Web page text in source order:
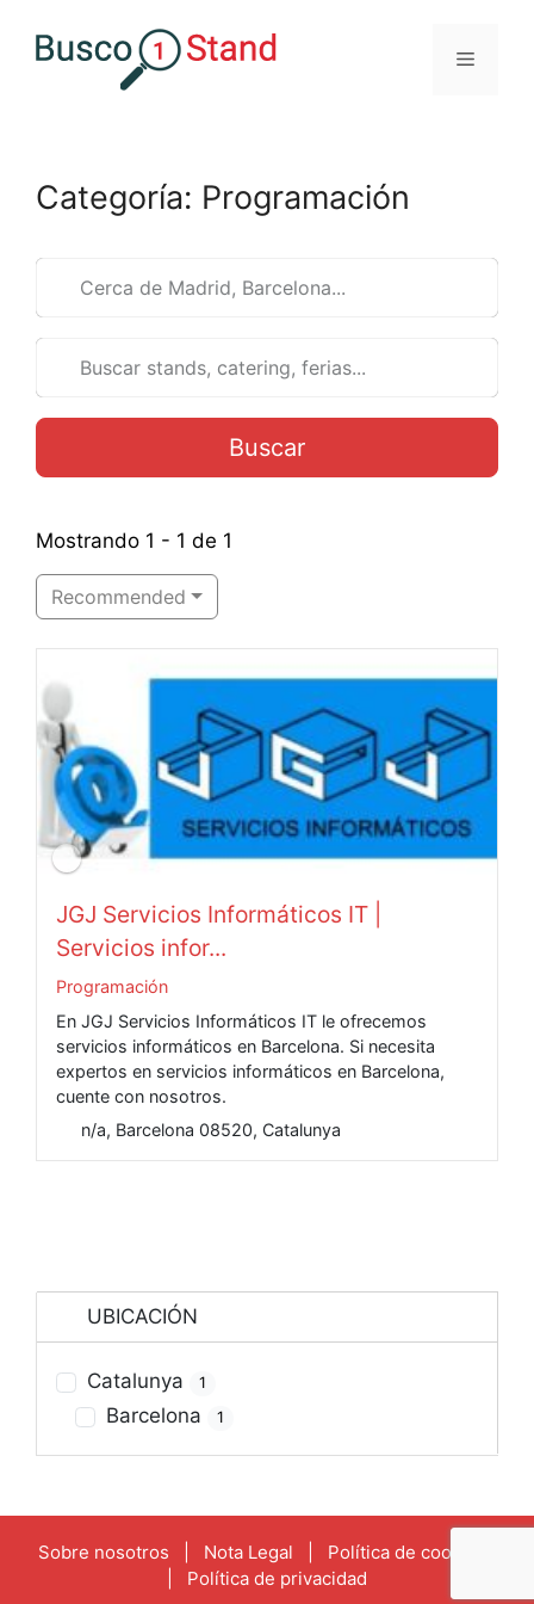
Menú
Categoría: Programación
Buscar
Mostrando 1 - 1 de 1
Recommended
JGJ Servicios Informáticos IT |
Servicios infor...
Programación
En JGJ Servicios Informáticos IT le ofrecemos
servicios informáticos en Barcelona. Si necesita
expertos en servicios informáticos en Barcelona,
cuente con nosotros.
n/a, Barcelona 08520, Catalunya
UBICACIÓN
Catalunya 1
Barcelona 1
Sobre nosotros Nota Legal
Política de cookies
Política de privacidad